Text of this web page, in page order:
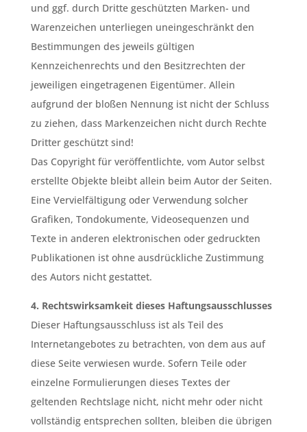
und ggf. durch Dritte geschützten Marken- und
Warenzeichen unterliegen uneingeschränkt den
Bestimmungen des jeweils gültigen
Kennzeichenrechts und den Besitzrechten der
jeweiligen eingetragenen Eigentümer. Allein
aufgrund der bloßen Nennung ist nicht der Schluss
zu ziehen, dass Markenzeichen nicht durch Rechte
Dritter geschützt sind!
Das Copyright für veröffentlichte, vom Autor selbst
erstellte Objekte bleibt allein beim Autor der Seiten.
Eine Vervielfältigung oder Verwendung solcher
Grafiken, Tondokumente, Videosequenzen und
Texte in anderen elektronischen oder gedruckten
Publikationen ist ohne ausdrückliche Zustimmung
des Autors nicht gestattet.
4. Rechtswirksamkeit dieses Haftungsausschlusses
Dieser Haftungsausschluss ist als Teil des
Internetangebotes zu betrachten, von dem aus auf
diese Seite verwiesen wurde. Sofern Teile oder
einzelne Formulierungen dieses Textes der
geltenden Rechtslage nicht, nicht mehr oder nicht
vollständig entsprechen sollten, bleiben die übrigen